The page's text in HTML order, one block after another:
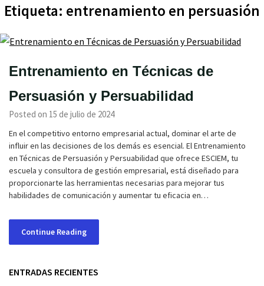
Etiqueta: entrenamiento en persuasión
Entrenamiento en Técnicas de
Persuasión y Persuabilidad
Posted on 15 de julio de 2024
En el competitivo entorno empresarial actual, dominar el arte de
influir en las decisiones de los demás es esencial. El Entrenamiento
en Técnicas de Persuasión y Persuabilidad que ofrece ESCIEM, tu
escuela y consultora de gestión empresarial, está diseñado para
proporcionarte las herramientas necesarias para mejorar tus
habilidades de comunicación y aumentar tu eficacia en…
Continue Reading
ENTRADAS RECIENTES